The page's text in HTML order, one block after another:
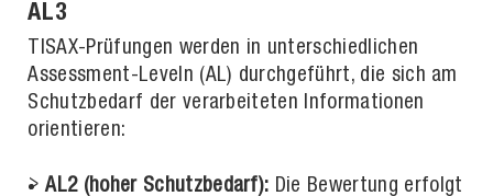
AL3
TISAX-Prüfungen werden in unterschiedlichen
Assessment-Leveln (AL) durchgeführt, die sich am
Schutzbedarf der verarbeiteten Informationen
orientieren:
AL2 (hoher Schutzbedarf): Die Bewertung erfolgt